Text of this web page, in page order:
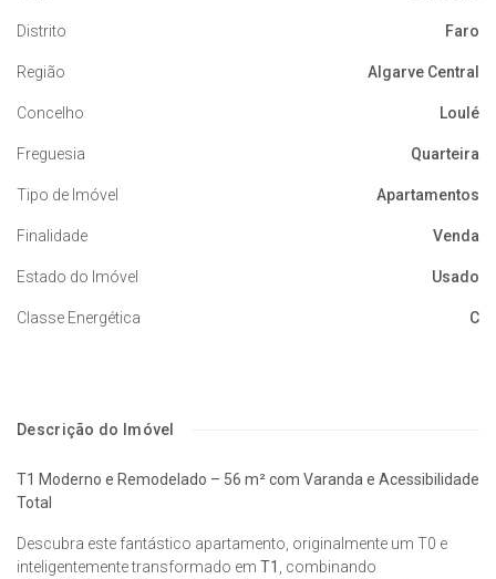
Distrito Faro
Região Algarve Central
Concelho Loulé
Freguesia Quarteira
Tipo de Imóvel Apartamentos
Finalidade Venda
Estado do Imóvel Usado
Classe Energética C
Descrição do Imóvel
T1 Moderno e Remodelado – 56 m² com Varanda e Acessibilidade
Total
Descubra este fantástico apartamento, originalmente um T0 e
inteligentemente transformado em T1
, combinando